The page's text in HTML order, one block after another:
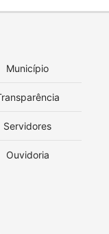
Município
Servidores
Ouvidoria